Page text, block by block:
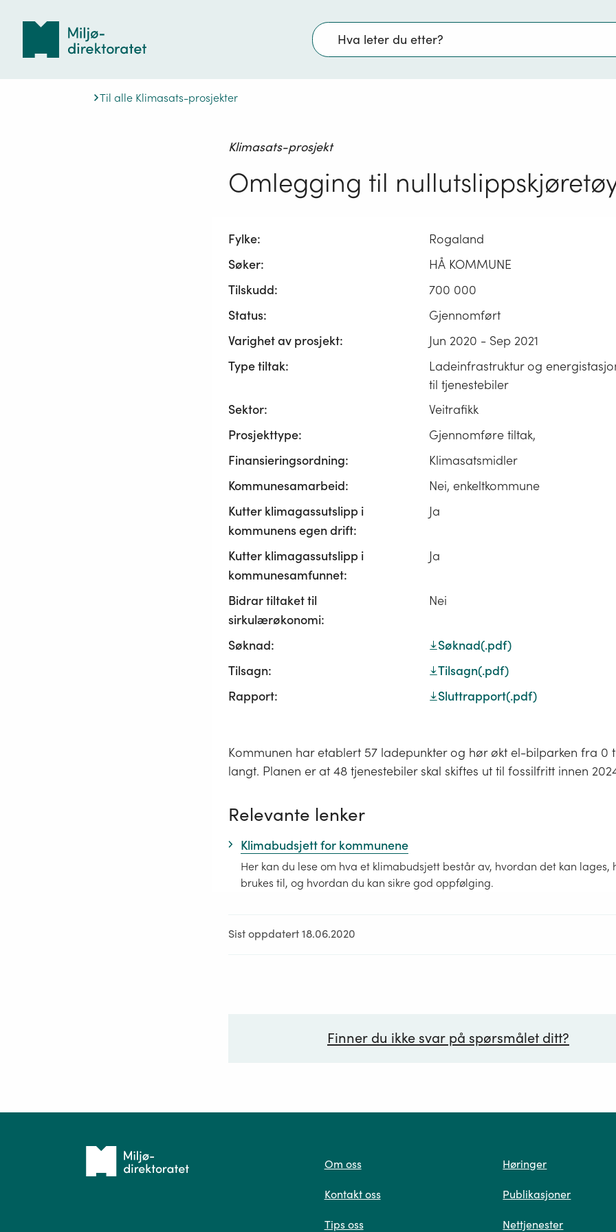
Søk
Til alle Klimasats-prosjekter
Klimasats-prosjekt
Omlegging til
Fylke:
Rogaland
Søker:
HÅ KOMMUNE
Tilskudd:
700 000
Status:
Gjennomført
Varighet av prosjekt:
Jun 2020 - Sep 2021
Type tiltak:
Ladeinfrastruktur og
til tjenestebiler
Sektor:
Veitrafikk
Prosjekttype:
Gjennomføre tiltak,
Finansieringsordning:
Klimasatsmidler
Kommunesamarbeid:
Nei, enkeltkommune
Kutter klimagassutslipp i
kommunens egen drift:
Ja
Kutter klimagassutslipp i
kommunesamfunnet:
Ja
Bidrar tiltaket til
sirkulærøkonomi:
Nei
Søknad: Søknad(.pdf)
Tilsagn:
Tilsagn(.pdf)
Rapport:
Sluttrapport(.pdf)
Kommunen har etablert 57 ladepunkter og hør økt el-bilparken fra 0
langt. Planen er at 48 tjenestebiler skal skiftes ut til fossilfritt innen
Relevante lenker
Klimabudsjett for kommunene
Her kan du lese om hva et klimabudsjett består av, hvordan det kan lages,
brukes til, og hvordan du kan sikre god oppfølging.
Sist oppdatert 18.06.2020
Finner du ikke svar på spørsmålet ditt?
Spør oss
Tilbake
Om oss
Kontakt oss
Tips oss
Høringer
Publikasjoner
Nettjenester